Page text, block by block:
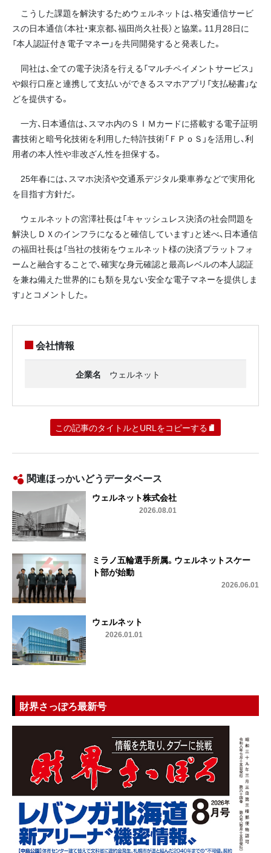
こうした課題を解決するためウェルネットは、格安通信サービ
スの日本通信（本社・東京都、福田尚久社長）と協業。11月28日に
「本人認証付き電子マネー」を共同開発すると発表した。
同社は、全ての電子決済を行える「マルチペイメントサービス」
や銀行口座と連携して支払いができるスマホアプリ「支払秘書」な
どを提供する。
一方、日本通信は、スマホ内のＳＩＭカードに搭載する電子証明
書技術と暗号化技術を利用した特許技術「ＦＰｏＳ」を活用し、利
用者の本人性や非改ざん性を担保する。
25年春には、スマホ決済や交通系デジタル乗車券などで実用化
を目指す方針だ。
ウェルネットの宮澤社長は「キャッシュレス決済の社会問題を
解決しＤＸのインフラになると確信しています」と述べ、日本通信
の福田社長は「当社の技術をウェルネット様の決済プラットフォ
ームと融合することで、確実な身元確認と最高レベルの本人認証
を兼ね備えた世界的にも類を見ない安全な電子マネーを提供しま
す」とコメントした。
会社情報
企業名 ウェルネット
この記事のタイトルとURLをコピーする
関連ほっかいどうデータベース
ウェルネット株式会社
2026.08.01
ミラノ五輪選手所属。ウェルネットスケー
ト部が始動
2026.06.01
ウェルネット
2026.01.01
財界さっぽろ最新号